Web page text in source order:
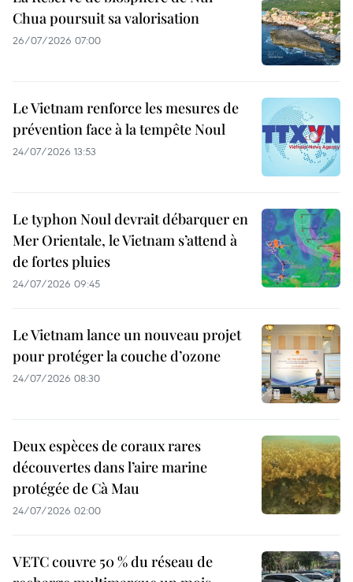
Chua poursuit sa valorisation
26/07/2026 07:00
Le Vietnam renforce les mesures de
prévention face à la tempête Noul
24/07/2026 13:53
Le typhon Noul devrait débarquer en
Mer Orientale, le Vietnam s’attend à
de fortes pluies
24/07/2026 09:45
Le Vietnam lance un nouveau projet
pour protéger la couche d’ozone
24/07/2026 08:30
Deux espèces de coraux rares
découvertes dans l’aire marine
protégée de Cà Mau
24/07/2026 02:00
VETC couvre 50 % du réseau de